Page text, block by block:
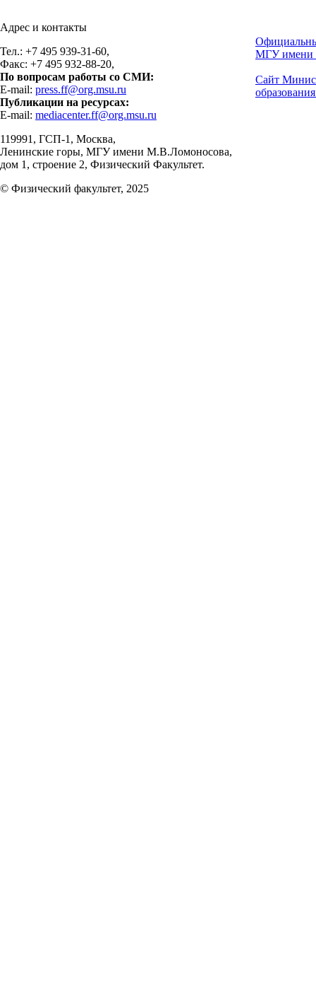
Адрес и контакты
Тел.: +7 495 939-31-60,
Факс: +7 495 932-88-20,
По вопросам работы со СМИ:
E-mail: press.ff@org.msu.ru
Публикации на ресурсах:
E-mail: mediacenter.ff@org.msu.ru
119991, ГСП-1, Москва,
Ленинские горы, МГУ имени М.В.Ломоносова,
дом 1, строение 2, Физический Факультет.
© Физический факультет, 2025
МГУ имени
Сайт